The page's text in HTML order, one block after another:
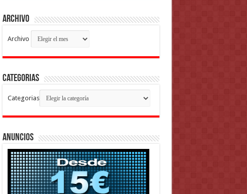
Archivo
Archivo
Categorias
Categorias
Anuncios